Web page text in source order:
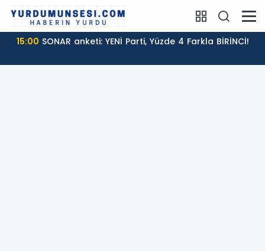
15:00 SONAR anketi: YENİ Parti, Yüzde 4 Farkla BİRİNCİ!